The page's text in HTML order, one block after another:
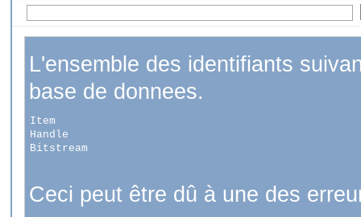
L'ensemble des identifiants
base de donnees.
Item
Handle
Bitstream
Ceci peut être dû à une des